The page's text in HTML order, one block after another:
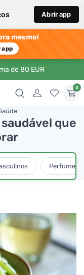
Abrir app
mesmo!
app
de 80 EUR
0
que
Perfumes